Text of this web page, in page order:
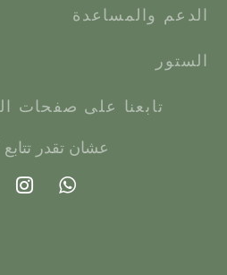
الدعم والمساعدة
الستور
تابعنا على صفحات
عشان تقدر